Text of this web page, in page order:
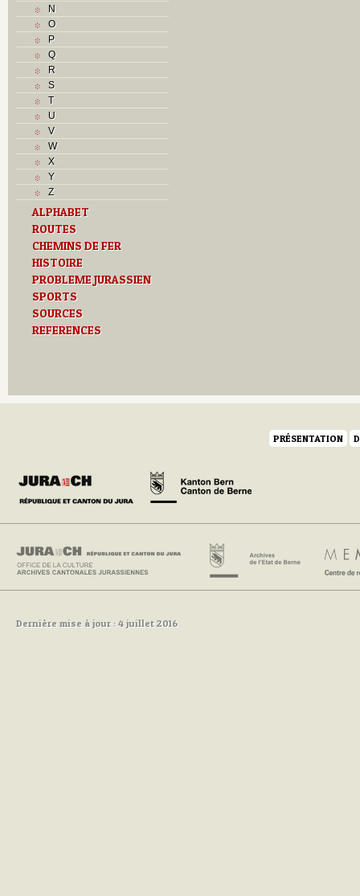
N
O
P
Q
R
S
T
U
V
W
X
Y
Z
ALPHABET
ROUTES
CHEMINS DE FER
HISTOIRE
PROBLEME JURASSIEN
SPORTS
SOURCES
REFERENCES
PRÉSENTATION
Dernière mise à jour : 4 juillet 2016